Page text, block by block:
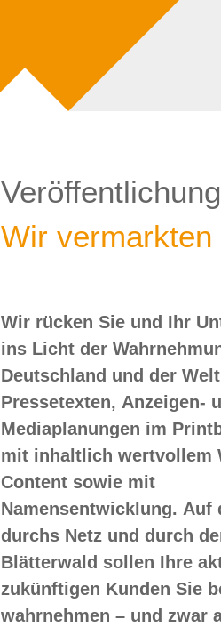
Wir vermarkten
Wir rücken Sie und Ihr
ins Licht der
Deutschland und der
Pressetexten, Anzeigen-
Mediaplanungen im
mit inhaltlich wertvollem
Content sowie mit
Namensentwicklung. Auf
durchs Netz und durch
Blätterwald sollen Ihre
zukünftigen Kunden Sie
wahrnehmen – und zwar
wollen Sie doch – oder?